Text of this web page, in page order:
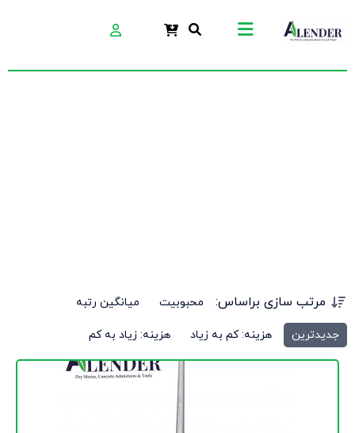
مرتب سازی براساس: محبوبیت میانگین رتبه
جدیدترین هزینه: کم به زیاد هزینه: زیاد به کم